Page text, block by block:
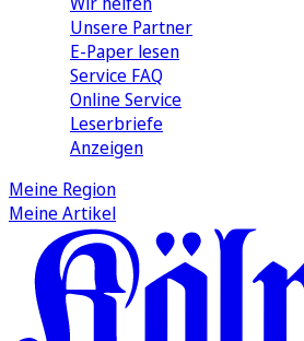
Unsere Partner
E-Paper lesen
Service FAQ
Online Service
Leserbriefe
Anzeigen
Meine Region
Meine Artikel